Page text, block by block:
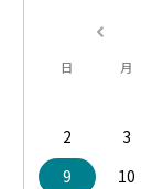
日 月
2
3
9
10